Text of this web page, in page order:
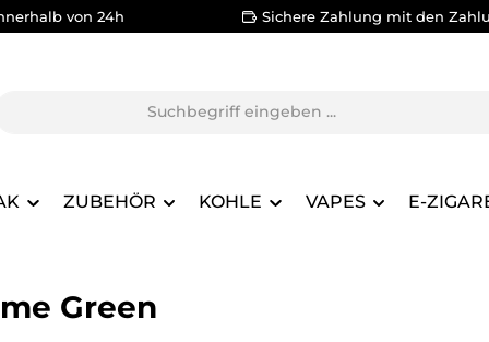
von 24h Sichere Zahlung mit den
ZUBEHÖR KOHLE VAPES E-
Green